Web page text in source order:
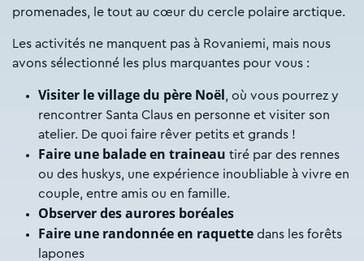
promenades, le tout au cœur du cercle polaire arctique.
Les activités ne manquent pas à Rovaniemi, mais nous
avons sélectionné les plus marquantes pour vous :
Visiter le village du père Noël, où vous pourrez y
rencontrer Santa Claus en personne et visiter son
atelier. De quoi faire rêver petits et grands !
Faire une balade en traineau tiré par des rennes
ou des huskys, une expérience inoubliable à vivre en
couple, entre amis ou en famille.
Observer des aurores boréales
Faire une randonnée en raquette dans les forêts
lapones